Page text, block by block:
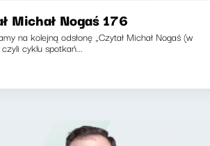
Michał Nogaś 176
na kolejną odsłonę „Czytał Michał Nogaś (w
cyklu spotkań...